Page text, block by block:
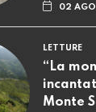
02
LETTURE
“La
Monte